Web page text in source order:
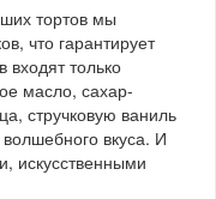
тортов мы
что гарантирует
входят только
масло, сахар-
стручковую ваниль
вкуса. И
искусственными